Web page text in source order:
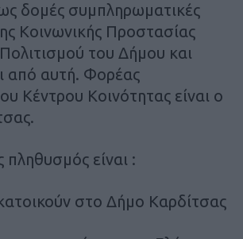
δομές συμπληρωματικές
Κοινωνικής Προστασίας
του Δήμου και
από αυτή. Φορέας
Κέντρου Κοινότητας είναι ο
είναι :
στο Δήμο Καρδίτσας